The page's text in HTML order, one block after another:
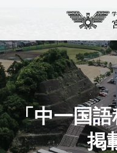
「中一国
掲